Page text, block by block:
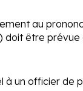
au
doit être
à un officier de